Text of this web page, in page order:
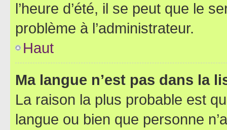
l’heure d’été, il se peut que le
problème à l’administrateur.
Haut
Ma langue n’est pas dans la
La raison la plus probable est
langue ou bien que personne